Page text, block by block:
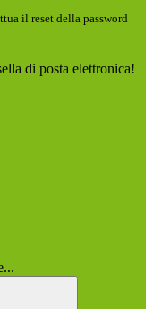
il reset della password
di posta elettronica!